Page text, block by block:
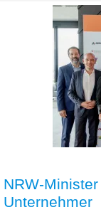
NRW-
Unternehmer